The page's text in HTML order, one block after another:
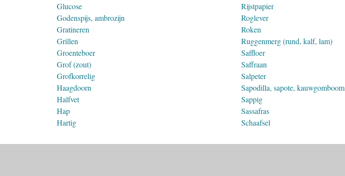
Glucose
Godenspijs, ambrozijn
Gratineren
Grillen
Groenteboer
Grof (zout)
Grofkorrelig
Haagdoorn
Halfvet
Hap
Hartig
Rijstpapier
Roglever
Roken
Ruggenmerg (rund, kalf, lam)
Saffloer
Saffraan
Salpeter
Sapodilla, sapote, kauwgomboom
Sappig
Sassafras
Schaafsel